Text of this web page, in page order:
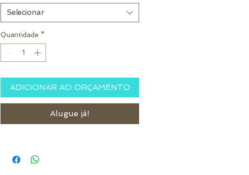
Selecionar
Quantidade *
ADICIONAR AO ORÇAMENTO
Alugue já!